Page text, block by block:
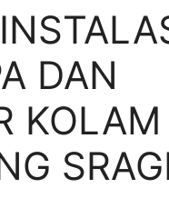
DAN
KOLAM